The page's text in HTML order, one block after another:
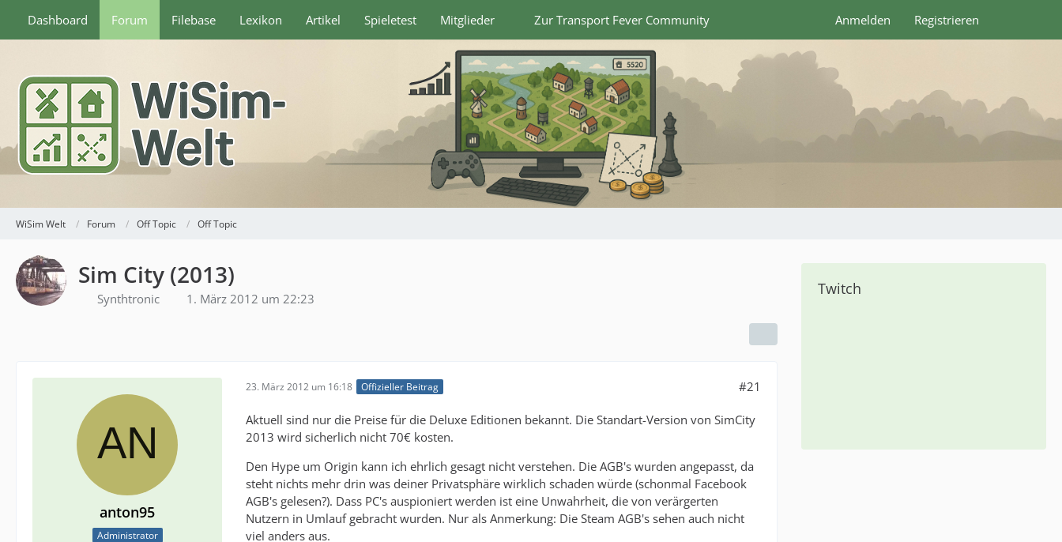
Dashboard Forum Filebase Lexikon Artikel Spieletest Mitglieder Zur Transport Fever Community Anmelden Registrieren
WiSim Welt Forum Off Topic Off Topic
Sim City (2013)
Synthtronic 1. März 2012 um 22:23
anton95
Administrator
23. März 2012 um 16:18 Offizieller Beitrag #21
Aktuell sind nur die Preise für die Deluxe Editionen bekannt. Die Standart-Version von SimCity
2013 wird sicherlich nicht 70€ kosten.
Den Hype um Origin kann ich ehrlich gesagt nicht verstehen. Die AGB's wurden angepasst, da
steht nichts mehr drin was deiner Privatsphäre wirklich schaden würde (schonmal Facebook
AGB's gelesen?). Dass PC's auspioniert werden ist eine Unwahrheit, die von verärgerten
Nutzern in Umlauf gebracht wurden. Nur als Anmerkung: Die Steam AGB's sehen auch nicht
viel anders aus.
Twitch